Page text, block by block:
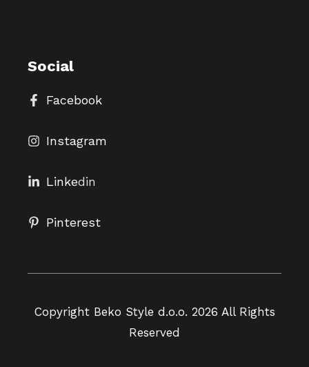
Social
Facebook
Instagram
Linkedin
Pinterest
Copyright Beko Style d.o.o. 2026 All Rights
Reserved